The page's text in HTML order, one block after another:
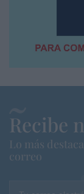
Recibe
Lo más
correo